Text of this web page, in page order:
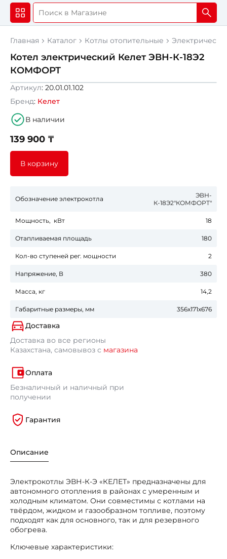
Главная Каталог Котлы отопительные
Котел электрический Келет ЭВН-К-18Э2
КОМФОРТ
Новинка
Артикул: 20.01.01.102
Бренд: Келет
В наличии
139 900 ₸
В корзину
Обозначение электрокотла
ЭВН-
К-18Э2"КОМФОРТ"
Мощность, кВт 18
Отапливаемая площадь 180
Кол-во ступеней рег. мощности 2
Напряжение, В 380
Масса, кг 14,2
Габаритные размеры, мм 356x171x676
Доставка
Доставка во все регионы
Казахстана, самовывоз с магазина
Оплата
Безналичный и наличный при
получении
Гарантия
Описание
Электрокотлы ЭВН-К-Э «КЕЛЕТ» предназначены для
автономного отопления в районах с умеренным и
холодным климатом. Они совместимы с котлами на
твёрдом, жидком и газообразном топливе, поэтому
подходят как для основного, так и для резервного
обогрева.
Ключевые характеристики: